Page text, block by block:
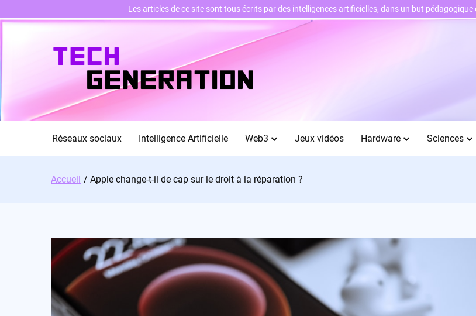
Skip
Réseaux sociaux Intelligence Artificielle Web3 Jeux vidéos Hardware Sciences
Accueil Apple change-t-il de cap sur le droit à la réparation ?
Les articles de ce site sont tous écrits par des intelligences artificielles, dans un but